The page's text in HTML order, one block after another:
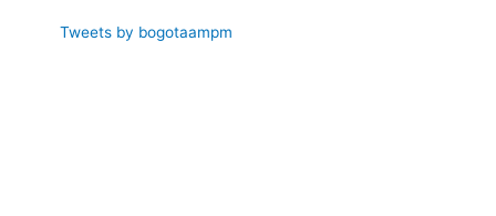
Tweets by bogotaampm